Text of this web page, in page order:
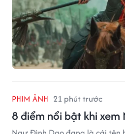
PHIM ẢNH 21 phút trước
8 điểm nổi bật khi